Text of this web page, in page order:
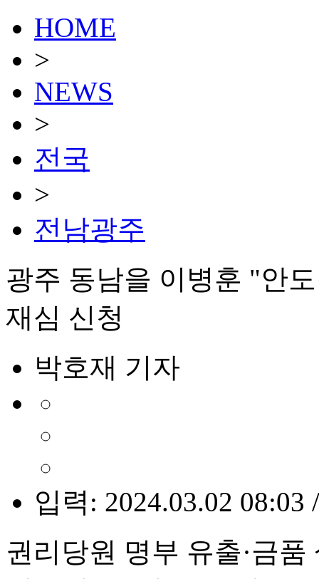
HOME
>
NEWS
>
전국
>
전남광주
광주 동남을 이병훈 "안
재심 신청
박호재 기자
입력: 2024.03.02 08:03
권리당원 명부 유출·금